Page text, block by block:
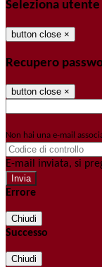
Seleziona utente
button close ×
Recupero
button close ×
Non hai una e-mail
E-mail inviata, si
Errore
Chiudi
Successo
Chiudi